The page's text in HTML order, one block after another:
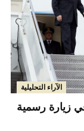
الآراء التحليلية
زيارة رسمية